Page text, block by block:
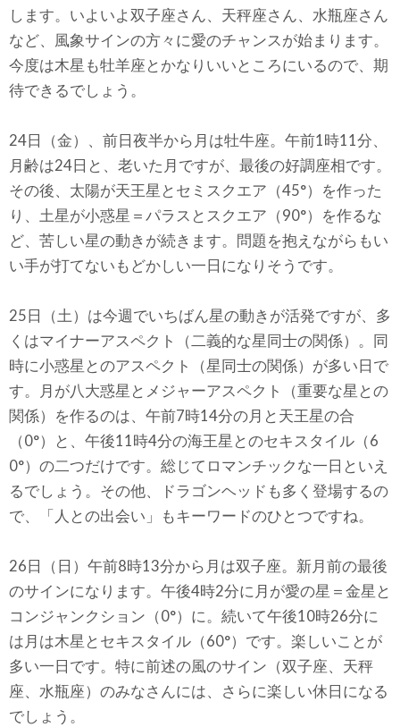
します。いよいよ双子座さん、天秤座さん、水瓶座さん
など、風象サインの方々に愛のチャンスが始まります。
今度は木星も牡羊座とかなりいいところにいるので、期
待できるでしょう。
24日（金）、前日夜半から月は牡牛座。午前1時11分、
月齢は24日と、老いた月ですが、最後の好調座相です。
その後、太陽が天王星とセミスクエア（45°）を作った
り、土星が小惑星＝パラスとスクエア（90°）を作るな
ど、苦しい星の動きが続きます。問題を抱えながらもい
い手が打てないもどかしい一日になりそうです。
25日（土）は今週でいちばん星の動きが活発ですが、多
くはマイナーアスペクト（二義的な星同士の関係）。同
時に小惑星とのアスペクト（星同士の関係）が多い日で
す。月が八大惑星とメジャーアスペクト（重要な星との
関係）を作るのは、午前7時14分の月と天王星の合
（0°）と、午後11時4分の海王星とのセキスタイル（6
0°）の二つだけです。総じてロマンチックな一日といえ
るでしょう。その他、ドラゴンヘッドも多く登場するの
で、「人との出会い」もキーワードのひとつですね。
26日（日）午前8時13分から月は双子座。新月前の最後
のサインになります。午後4時2分に月が愛の星＝金星と
コンジャンクション（0°）に。続いて午後10時26分に
は月は木星とセキスタイル（60°）です。楽しいことが
多い一日です。特に前述の風のサイン（双子座、天秤
座、水瓶座）のみなさんには、さらに楽しい休日になる
でしょう。